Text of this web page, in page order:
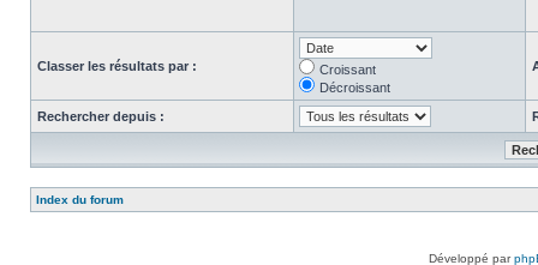
Classer les résultats par :
Croissant
Décroissant
Rechercher depuis :
Index du forum
Développé par